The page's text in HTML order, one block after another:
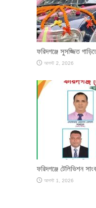
ফরিদগঞ্জে সুসজ্জিত
আগস্ট 2, 2026
ফরিদগঞ্জে টেলিভিশন
আগস্ট 1, 2026